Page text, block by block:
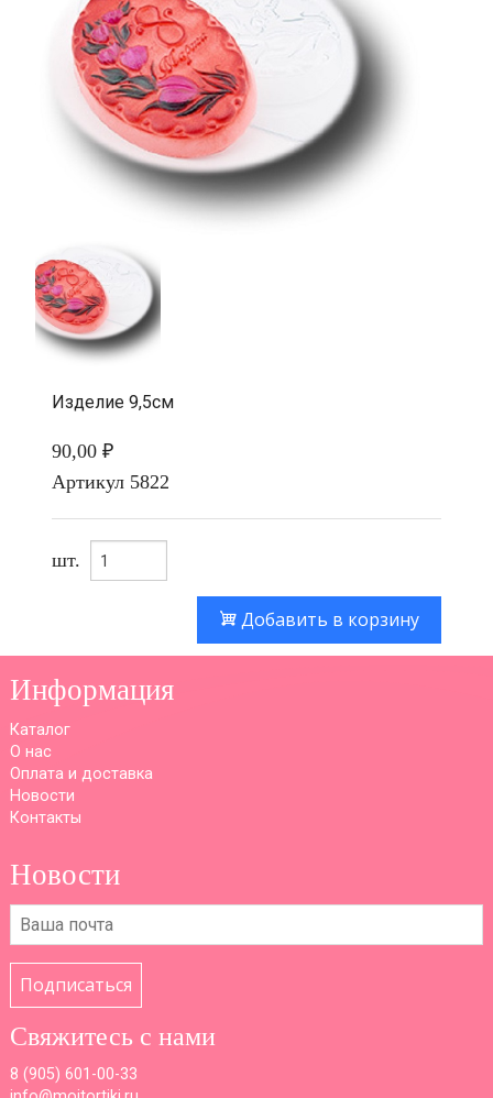
Изделие 9,5см
90,00 ₽
Артикул 5822
шт.
Добавить в корзину
Информация
Каталог
О нас
Оплата и доставка
Новости
Контакты
Новости
Подписаться
Свяжитесь с нами
8 (905) 601-00-33